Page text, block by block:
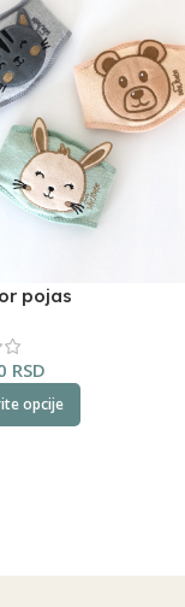
pojas
RSD
opcije